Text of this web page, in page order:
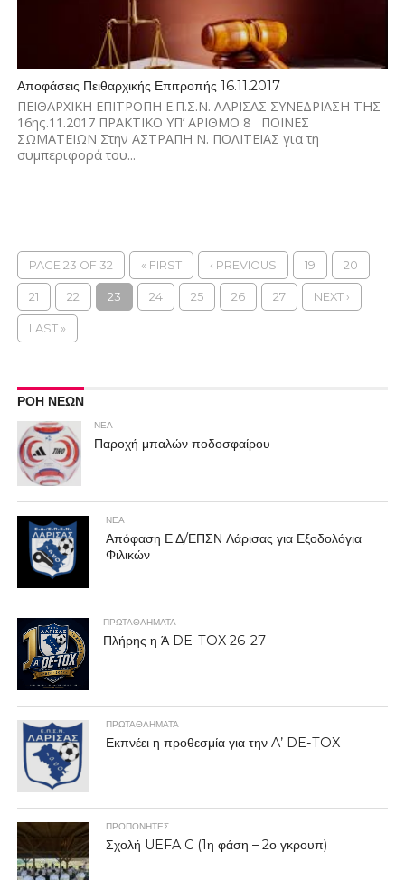
Αποφάσεις Πειθαρχικής Επιτροπής 16.11.2017
ΠΕΙΘΑΡΧΙΚΗ ΕΠΙΤΡΟΠΗ Ε.Π.Σ.Ν. ΛΑΡΙΣΑΣ ΣΥΝΕΔΡΙΑΣΗ ΤΗΣ
16ης.11.2017 ΠΡΑΚΤΙΚΟ ΥΠ’ ΑΡΙΘΜΟ 8 ΠΟΙΝΕΣ
ΣΩΜΑΤΕΙΩΝ Στην ΑΣΤΡΑΠΗ Ν. ΠΟΛΙΤΕΙΑΣ για τη
συμπεριφορά του...
PAGE 23 OF 32 « FIRST ‹ PREVIOUS 19 20
21 22 23 24 25 26 27 NEXT ›
LAST »
ΡΟΗ ΝΕΩΝ
ΝΕΑ
Παροχή μπαλών ποδοσφαίρου
ΝΕΑ
Απόφαση Ε.Δ/ΕΠΣΝ Λάρισας για Εξοδολόγια
Φιλικών
ΠΡΩΤΑΘΛΉΜΑΤΑ
Πλήρης η Ά DE-TOX 26-27
ΠΡΩΤΑΘΛΉΜΑΤΑ
Εκπνέει η προθεσμία για την A’ DE-TOX
ΠΡΟΠΟΝΗΤΈΣ
Σχολή UEFA C (1η φάση – 2ο γκρουπ)